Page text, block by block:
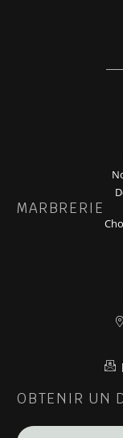
MARBRERIE
OBTENIR UN